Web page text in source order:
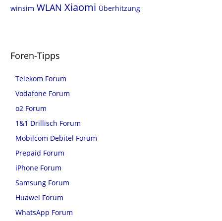
winsim WLAN Xiaomi Überhitzung
Foren-Tipps
Telekom Forum
Vodafone Forum
o2 Forum
1&1 Drillisch Forum
Mobilcom Debitel Forum
Prepaid Forum
iPhone Forum
Samsung Forum
Huawei Forum
WhatsApp Forum